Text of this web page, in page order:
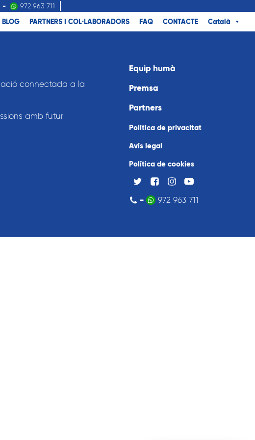
- 972 963 711
BLOG PARTNERS I COL·LABORADORS FAQ CONTACTE Català
connectada a la
amb futur
Equip humà
Premsa
Partners
Política de privacitat
Avís legal
Política de cookies
- 972 963 711